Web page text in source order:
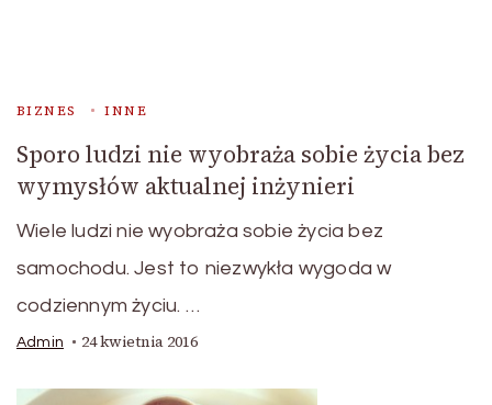
BIZNES INNE
Sporo ludzi nie wyobraża sobie życia bez
wymysłów aktualnej inżynieri
Wiele ludzi nie wyobraża sobie życia bez
samochodu. Jest to niezwykła wygoda w
codziennym życiu. …
Admin 24 kwietnia 2016